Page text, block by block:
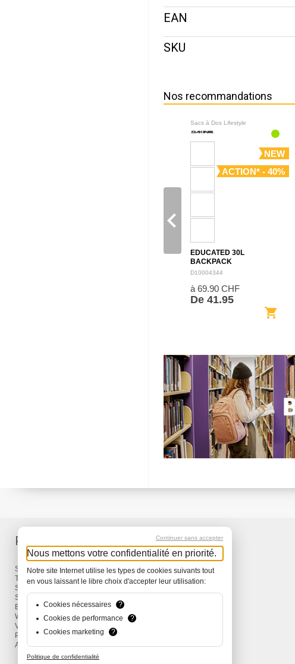
EAN
SKU
Nos recommandations
Sacs à Dos Lifestyle
NEW
ACTION* - 40%
EDUCATED 30L
BACKPACK
D10004344
à 69.90 CHF
De 41.95
shopping_cart
navigate_before
Produits
Sacs à dos et Sacs
Travel
Snow
Surf
Bike
Wind
Vêtements et Accessoires
Promotions
Actions
Services
Livraison
Garantie
Continuer sans accepter
Nous mettons votre confidentialité en priorité.
Notre site Internet utilise les types de cookies suivants tout
en vous laissant le libre choix d'accepter leur utilisation:
Cookies nécessaires
?
Cookies de performance
?
Cookies marketing
?
Politique de confidentialité